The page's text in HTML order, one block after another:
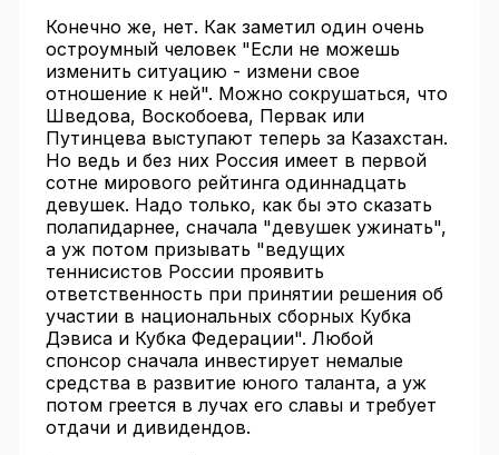
Конечно же, нет. Как заметил один очень
остроумный человек "Если не можешь
изменить ситуацию - измени свое
отношение к ней". Можно сокрушаться, что
Шведова, Воскобоева, Первак или
Путинцева выступают теперь за Казахстан.
Но ведь и без них Россия имеет в первой
сотне мирового рейтинга одиннадцать
девушек. Надо только, как бы это сказать
полапидарнее, сначала "девушек ужинать",
а уж потом призывать "ведущих
теннисистов России проявить
ответственность при принятии решения об
участии в национальных сборных Кубка
Дэвиса и Кубка Федерации". Любой
спонсор сначала инвестирует немалые
средства в развитие юного таланта, а уж
потом греется в лучах его славы и требует
отдачи и дивидендов.